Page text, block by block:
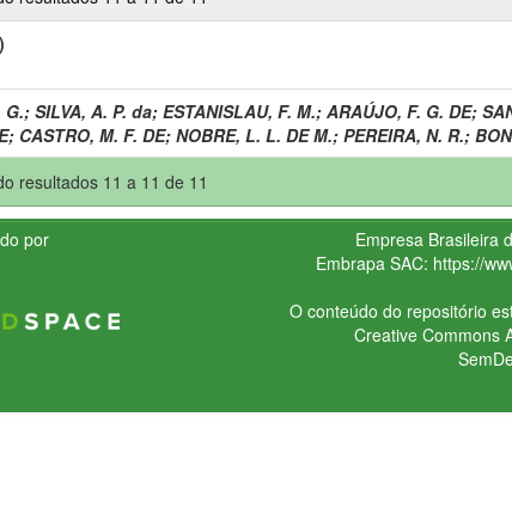
G.; SILVA, A. P. da; ESTANISLAU, F. M.; ARAÚJO, F. G. DE;
; CASTRO, M. F. DE; NOBRE, L. L. DE M.; PEREIRA, N. R.;
resultados 11 a 11 de 11
por
Empresa Brasileira
Embrapa SAC: https://
O conteúdo do repositório
Creative Commons